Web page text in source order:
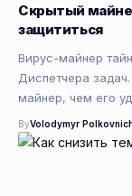
Скрытый
защититься
Вирус-майнер
Диспетчера
майнер, чем его
ByVolodymyr